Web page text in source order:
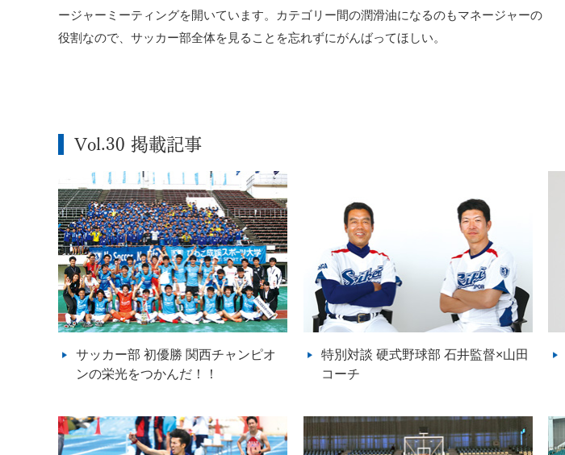
ージャーミーティングを開いています。カテゴリー間の潤滑油になるのもマネージャーの
役割なので、サッカー部全体を見ることを忘れずにがんばってほしい。
Vol.30 掲載記事
サッカー部 初優勝 関西チャンピオ
ンの栄光をつかんだ！！
特別対談 硬式野球部 石井監督×山田
コーチ